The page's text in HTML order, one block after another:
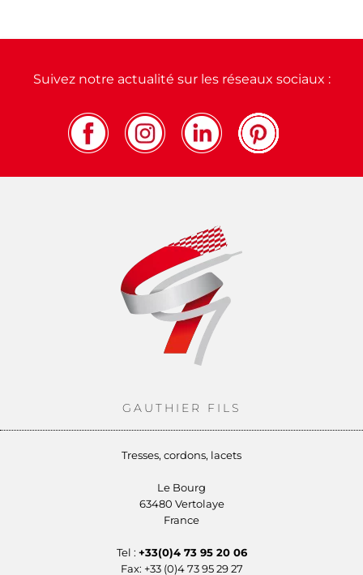
Suivez notre actualité sur les réseaux sociaux :
GAUTHIER FILS
Tresses, cordons, lacets
Le Bourg
63480 Vertolaye
France
Tel : +33(0)4 73 95 20 06
Fax: +33 (0)4 73 95 29 27